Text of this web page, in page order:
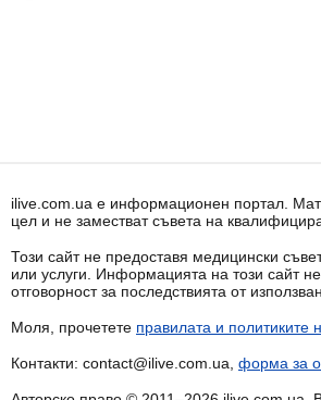
ilive.com.ua е информационен портал.
цел и не заместват съвета на
Този сайт не предоставя медицински
или услуги. Информацията на този сайт
отговорност за последствията от
Моля, прочетете правилата и политиките
Контакти: contact@ilive.com.ua, форма за